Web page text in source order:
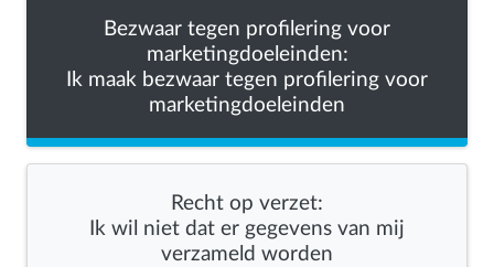
Bezwaar tegen profilering voor
marketingdoeleinden:
Ik maak bezwaar tegen profilering voor
marketingdoeleinden
Recht op verzet:
Ik wil niet dat er gegevens van mij
verzameld worden